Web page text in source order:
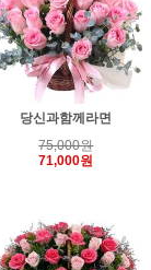
당신과함께라면
75,000원
71,000원